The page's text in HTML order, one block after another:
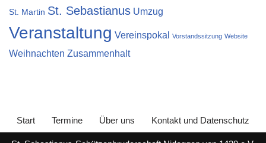
St. Martin St. Sebastianus Umzug
Veranstaltung Vereinspokal Vorstandssitzung Website
Weihnachten Zusammenhalt
Start Termine Über uns Kontakt und Datenschutz